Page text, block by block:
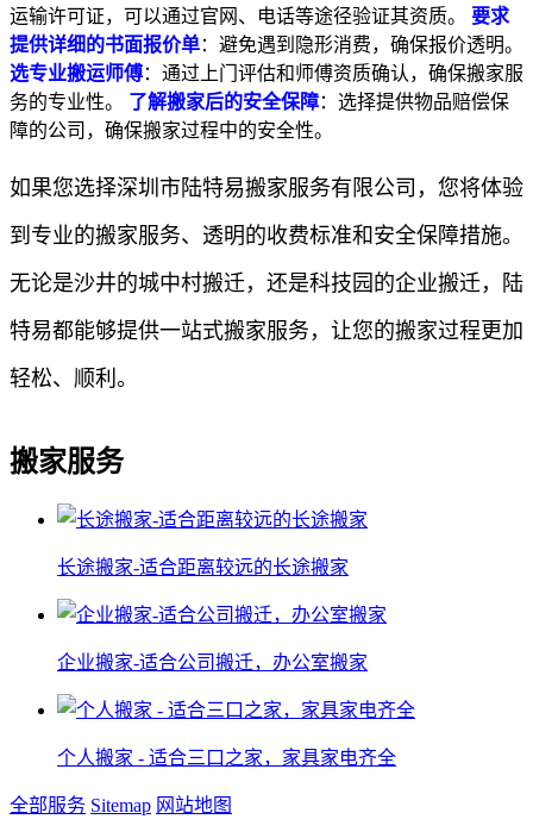
运输许可证，可以通过官网、电话等途径验证其资质。 要求
提供详细的书面报价单：避免遇到隐形消费，确保报价透明。
选专业搬运师傅：通过上门评估和师傅资质确认，确保搬家服
务的专业性。 了解搬家后的安全保障：选择提供物品赔偿保
障的公司，确保搬家过程中的安全性。
如果您选择深圳市陆特易搬家服务有限公司，您将体验
到专业的搬家服务、透明的收费标准和安全保障措施。
无论是沙井的城中村搬迁，还是科技园的企业搬迁，陆
特易都能够提供一站式搬家服务，让您的搬家过程更加
轻松、顺利。
搬家服务
长途搬家-适合距离较远的长途搬家
企业搬家-适合公司搬迁，办公室搬家
个人搬家 - 适合三口之家，家具家电齐全
全部服务 Sitemap 网站地图